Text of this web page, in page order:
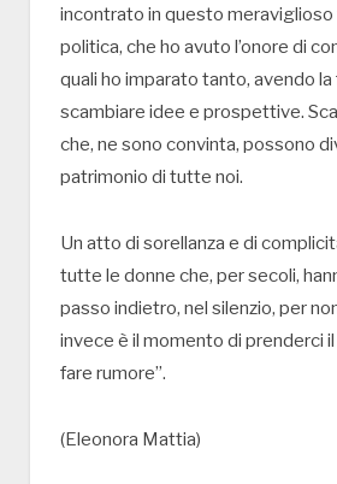
incontrato in questo meraviglioso
politica, che ho avuto l’onore di
quali ho imparato tanto, avendo la
scambiare idee e prospettive.
che, ne sono convinta, possono
patrimonio di tutte noi.
Un atto di sorellanza e di
tutte le donne che, per secoli,
passo indietro, nel silenzio, per
invece è il momento di prenderci
fare rumore”.
(Eleonora Mattia)